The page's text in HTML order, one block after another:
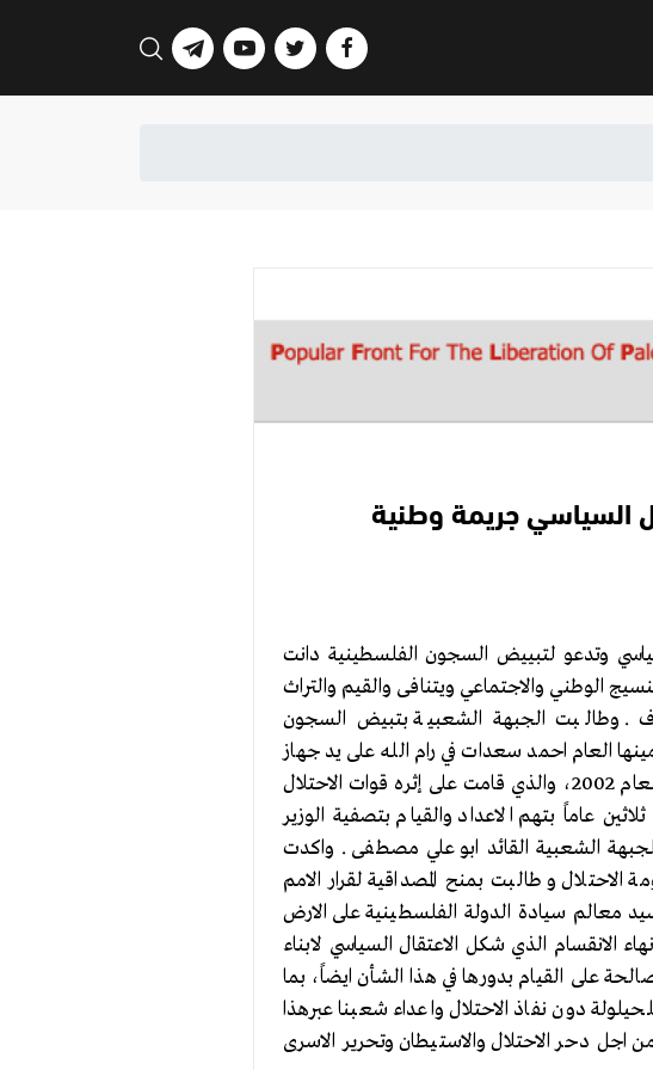
السياسي جريمة وطنية
وتدعو لتبييض السجون الفلسطينية دانت
الوطني والاجتماعي ويتنافى والقيم والتراث
. وطالبت الجبهة الشعبية بتبيض السجون
العام احمد سعدات في رام الله على يد جهاز
المخابرات والاجهزة الامنية للسلطة الفلسطينية في الخامس عشر من كانون الثاني يناير للعام 2002، والذي قامت على إثره قوات الاحتلال
عاماً بتهم الاعداد والقيام بتصفية الوزير
الشعبية القائد ابو علي مصطفى . واكدت
و طالبت بمنح المصداقية لقرار الامم
معالم سيادة الدولة الفلسطينية على الارض
الانقسام الذي شكل الاعتقال السياسي لابناء
على القيام بدورها في هذا الشأن ايضاً، بما
دون نفاذ الاحتلال واعداء شعبنا عبرهذا
اجل دحر الاحتلال والاستيطان وتحرير الاسرى